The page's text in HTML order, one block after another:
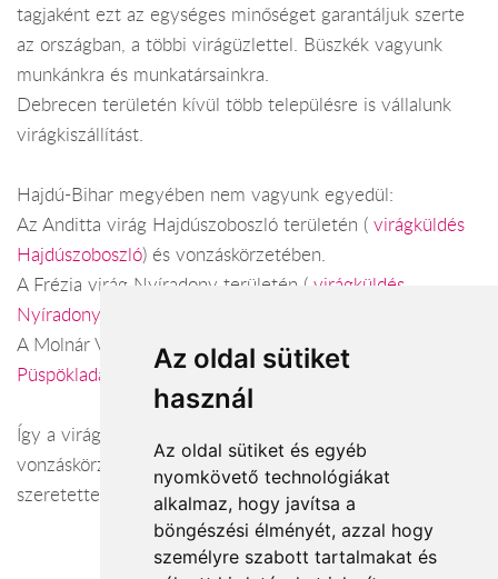
Az oldal sütiket
használ
Az oldal sütiket és egyéb
nyomkövető technológiákat
alkalmaz, hogy javítsa a
böngészési élményét, azzal hogy
személyre szabott tartalmakat és
tagjaként ezt az egységes minőséget garantáljuk szerte
az országban, a többi virágüzlettel. Büszkék vagyunk
munkánkra és munkatársainkra.
Debrecen területén kívül több településre is vállalunk
virágkiszállítást.
Hajdú-Bihar megyében nem vagyunk egyedül:
Az Anditta virág Hajdúszoboszló területén ( virágküldés
Hajdúszoboszló) és vonzáskörzetében.
A Frézia virág Nyíradony területén ( virágküldés
Nyíradony
A Molnár Virágbolt Püspökladány területén (
Püspökladány
) és vonzáskörzetében.
Így a virágküldés Hajdú-Bihar megye városaiban és azok
vonzáskörzetében is gond nélkül megoldható. Várjuk
szeretettel webáruházunkban!
Elfogadott fizetési módok